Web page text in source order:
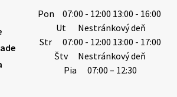
08:12
13:10
Pon
07:00 - 12:00 13:00 - 16:00
Ut
Nestránkový deň
Str
07:00 - 12:00 13:00 - 17:00
Štv
Nestránkový deň
Pia
07:00 – 12:30